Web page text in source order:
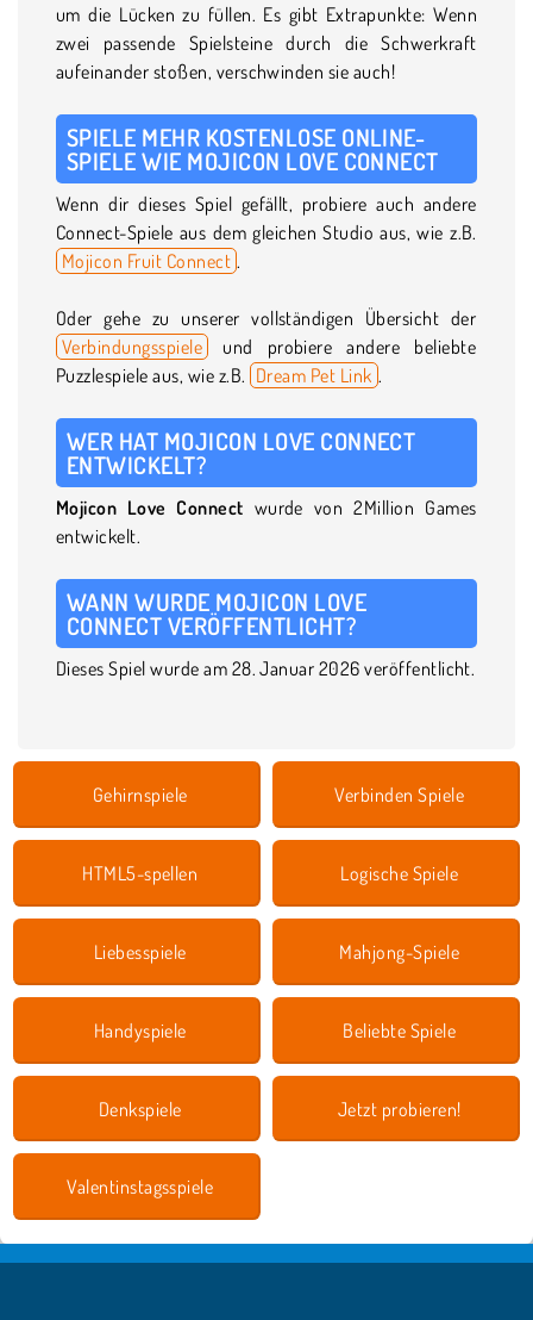
um die Lücken zu füllen. Es gibt Extrapunkte: Wenn
zwei passende Spielsteine durch die Schwerkraft
aufeinander stoßen, verschwinden sie auch!
SPIELE MEHR KOSTENLOSE ONLINE-
SPIELE WIE MOJICON LOVE CONNECT
Wenn dir dieses Spiel gefällt, probiere auch andere
Connect-Spiele aus dem gleichen Studio aus, wie z.B.
Mojicon Fruit Connect .
Oder gehe zu unserer vollständigen Übersicht der
Verbindungsspiele
und probiere andere beliebte
Puzzlespiele aus, wie z.B. Dream Pet Link .
WER HAT MOJICON LOVE CONNECT
ENTWICKELT?
Mojicon Love Connect wurde von 2Million Games
entwickelt.
WANN WURDE MOJICON LOVE
CONNECT VERÖFFENTLICHT?
Dieses Spiel wurde am 28. Januar 2026 veröffentlicht.
Gehirnspiele Verbinden Spiele
HTML5-spellen Logische Spiele
Liebesspiele Mahjong-Spiele
Handyspiele Beliebte Spiele
Denkspiele Jetzt probieren!
Valentinstagsspiele